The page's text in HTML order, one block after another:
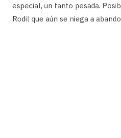
especial, un tanto pesada.
Rodil que aún se niega a